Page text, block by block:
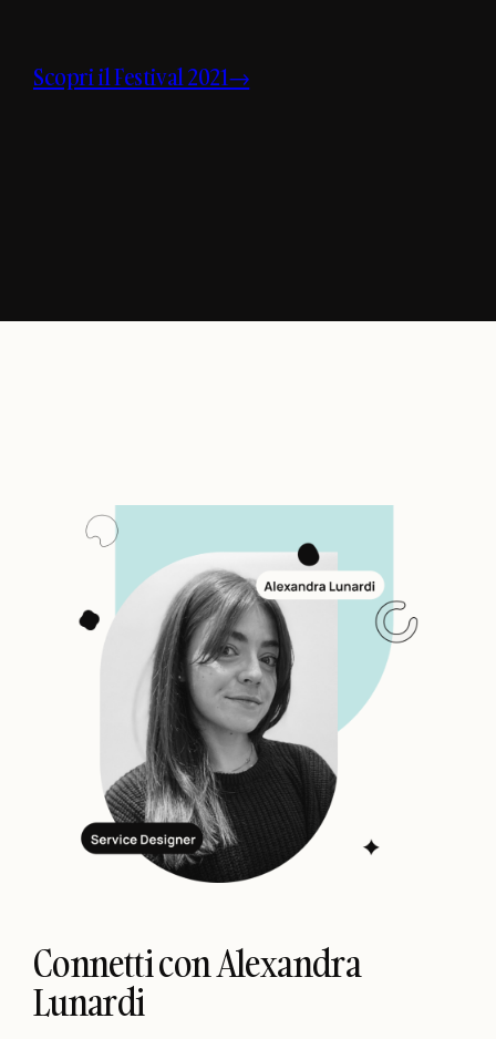
Scopri il Festival 2021→
Connetti con Alexandra
Lunardi